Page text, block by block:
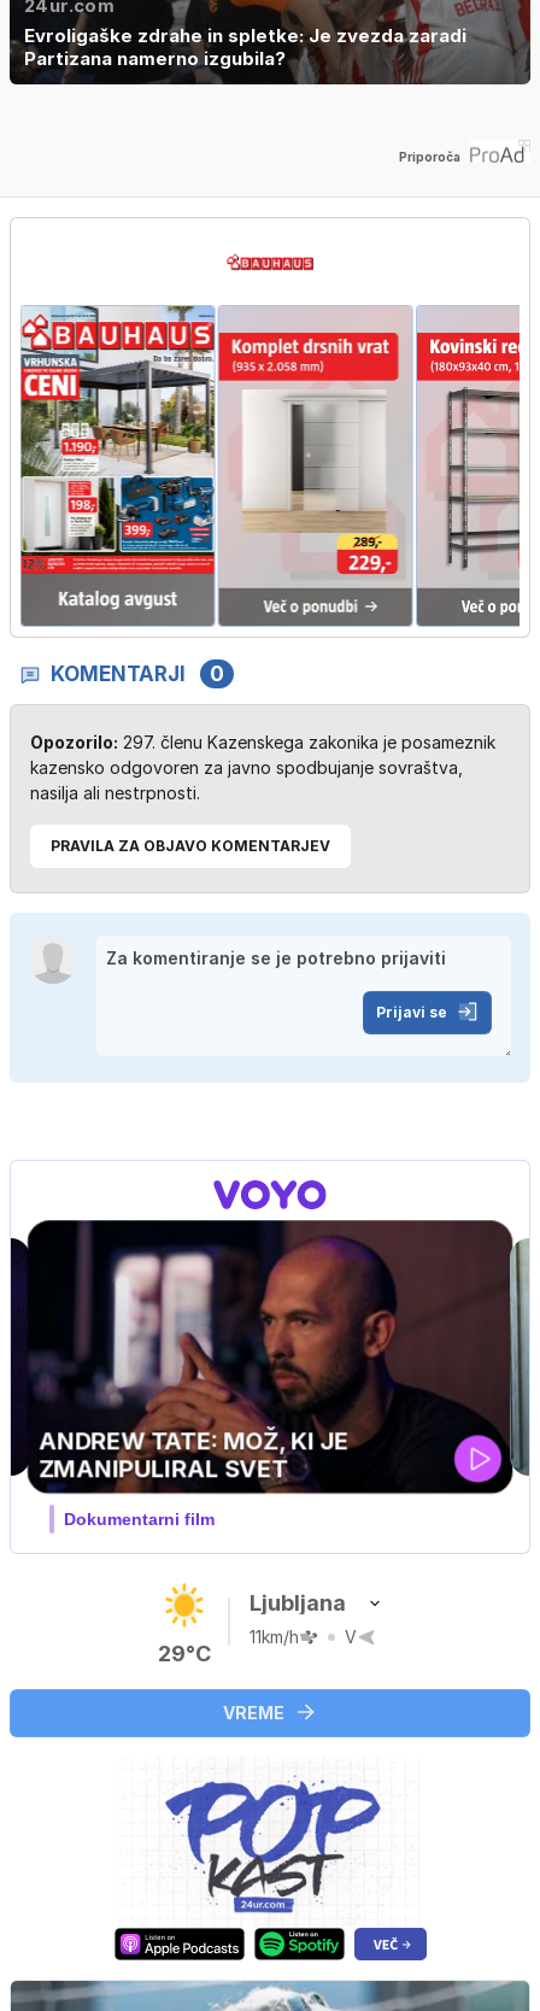
24ur.com
Evroligaške zdrahe in spletke: Je zvezda zaradi
Partizana namerno izgubila?
Priporoča
KOMENTARJI 0
Opozorilo: 297. členu Kazenskega zakonika je posameznik
kazensko odgovoren za javno spodbujanje sovraštva,
nasilja ali nestrpnosti.
PRAVILA ZA OBJAVO KOMENTARJEV
Prijavi se
29°C
Ljubljana
11km/h V
VREME